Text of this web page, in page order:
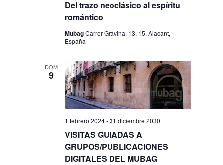
Del trazo neoclásico al espíritu
romántico
MubagCarrer Gravina, 13, 15, Alacant,
España
DOM
9
VISITAS GUIADAS A
GRUPOS/PUBLICACIONES
DIGITALES DEL MUBAG
1 febrero 2024-31 diciembre 2030